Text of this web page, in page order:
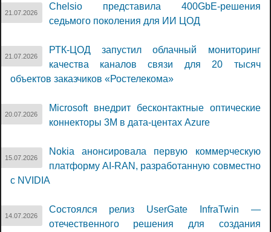
21.07.2026
Chelsio представила 400GbE-решения
седьмого поколения для ИИ ЦОД
21.07.2026
РТК-ЦОД запустил облачный мониторинг
качества каналов связи для 20 тысяч
объектов заказчиков «Ростелекома»
20.07.2026
Microsoft внедрит бесконтактные оптические
коннекторы 3M в дата-центах Azure
15.07.2026
Nokia анонсировала первую коммерческую
платформу AI-RAN, разработанную совместно
с NVIDIA
14.07.2026
Состоялся релиз UserGate InfraTwin —
отечественного решения для создания